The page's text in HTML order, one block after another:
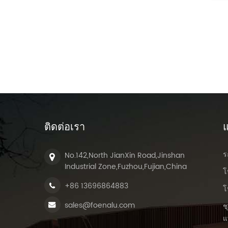
ติดต่อเรา
No.142,North JianXin Road,Jinshan
Industrial Zone,Fuzhou,Fujian,China
+86 13696864883
sales@foenalu.com